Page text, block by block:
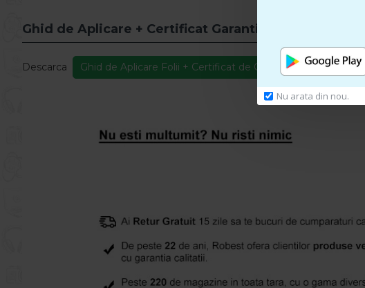
Nu arata din nou.
Ghid de Aplicare + Certificat Garantie
Descarca Ghid de Aplicare Folii + Certificat de Garantie